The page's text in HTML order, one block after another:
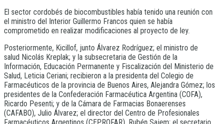
El sector cordobés de biocombustibles había tenido una reunión con
el ministro del Interior Guillermo Francos quien se había
comprometido en realizar modificaciones al proyecto de ley.
Posteriormente, Kicillof, junto Álvarez Rodríguez; el ministro de
salud Nicolás Kreplak; y la subsecretaria de Gestión de la
Información, Educación Permanente y Fiscalización del Ministerio de
Salud, Leticia Ceriani; recibieron a la presidenta del Colegio de
Farmacéuticos de la provincia de Buenos Aires, Alejandra Gómez; los
presidentes de la Confederación Farmacéutica Argentina (COFA),
Ricardo Pesenti; y de la Cámara de Farmacias Bonaerenses
(CAFABO), Julio Álvarez; el director del Centro de Profesionales